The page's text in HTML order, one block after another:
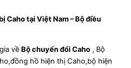
Caho tại Việt Nam – Bộ điều
về Bộ chuyển đổi Caho , Bộ
hồ hiện thị Caho,bộ hiện